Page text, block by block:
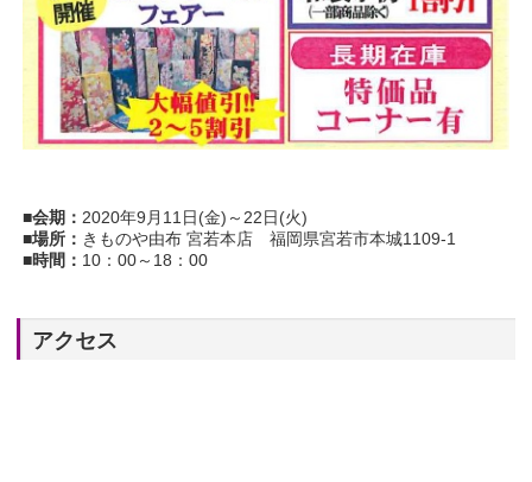
■会期：2020年9月11日(金)～22日(火)
■場所： きものや由布 宮若本店 福岡県宮若市本城1109-1
■時間： 10：00～18：00
アクセス